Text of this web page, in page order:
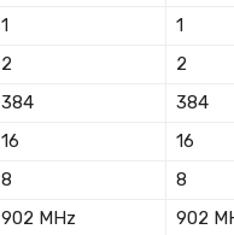
1 1
2 2
384 384
16 16
8 8
902 MHz 902